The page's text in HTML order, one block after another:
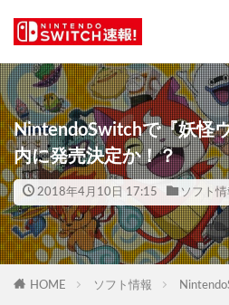
NintendoSwitchで『妖怪
内に発売決定か！？
2018年4月10日 17:15 ソフト情
HOME ソフト情報